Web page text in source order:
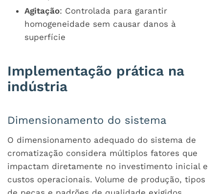
Agitação: Controlada para garantir
homogeneidade sem causar danos à
superfície
Implementação prática na
indústria
Dimensionamento do sistema
O dimensionamento adequado do sistema de
cromatização considera múltiplos fatores que
impactam diretamente no investimento inicial e
custos operacionais. Volume de produção, tipos